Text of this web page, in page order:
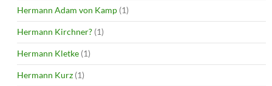
Hermann Adam von Kamp (1)
Hermann Kirchner? (1)
Hermann Kletke (1)
Hermann Kurz (1)